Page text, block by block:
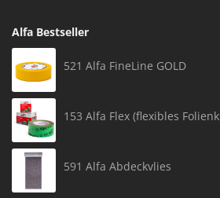
Alfa Bestseller
521 Alfa FineLine GOLD
153 Alfa Flex (flexibles
591 Alfa Abdeckvlies